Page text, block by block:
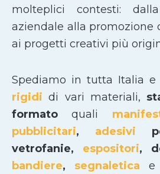
molteplici contesti:
aziendale alla promozione
ai progetti creativi più
Spediamo in tutta Italia e
rigididi vari materiali,
formatoquali
pubblicitari, adesivi
vetrofanie, espositori,
bandiere, segnaletica e